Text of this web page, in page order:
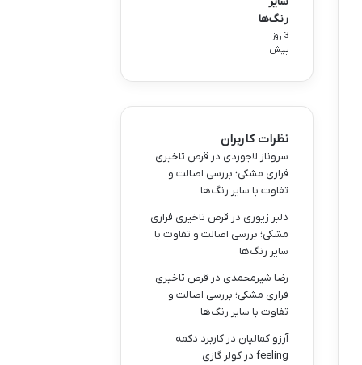
رنگ‌ها
3 روز
پیش
نظرات کاربران
سروناز لاجوردی در قرص تاخیری
فراری مشکی؛ بررسی اصالت و
تفاوت با سایر رنگ‌ها
دلبر زیوری در قرص تاخیری فراری
مشکی؛ بررسی اصالت و تفاوت با
سایر رنگ‌ها
رضا شیرمحمدی در قرص تاخیری
فراری مشکی؛ بررسی اصالت و
تفاوت با سایر رنگ‌ها
آرزو کمالیان در کاربرد دکمه
feeling در کولر گازی